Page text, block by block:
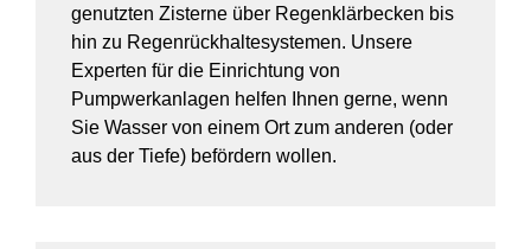
genutzten Zisterne über Regenklärbecken bis
hin zu Regenrückhaltesystemen. Unsere
Experten für die Einrichtung von
Pumpwerkanlagen helfen Ihnen gerne, wenn
Sie Wasser von einem Ort zum anderen (oder
aus der Tiefe) befördern wollen.